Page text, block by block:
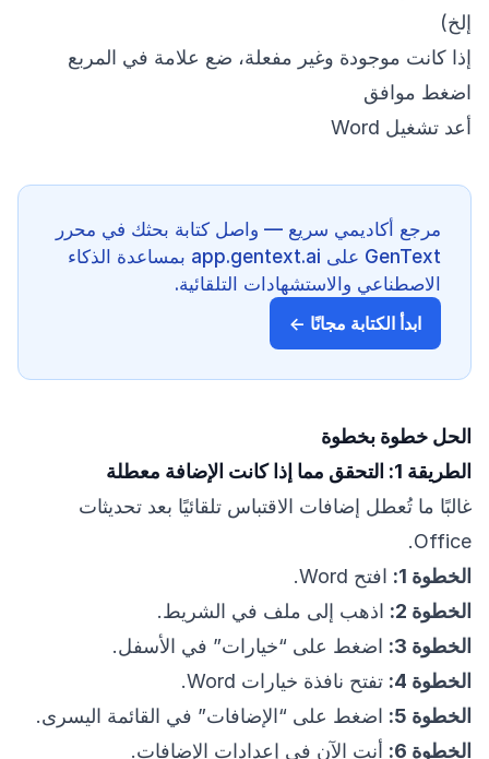
إلخ)
إذا كانت موجودة وغير مفعلة، ضع علامة في المربع
اضغط موافق
أعد تشغيل Word
مرجع أكاديمي سريع — واصل كتابة بحثك في محرر
GenText على app.gentext.ai بمساعدة الذكاء
الاصطناعي والاستشهادات التلقائية.
ابدأ الكتابة مجانًا ←
الحل خطوة بخطوة
الطريقة 1: التحقق مما إذا كانت الإضافة معطلة
غالبًا ما تُعطل إضافات الاقتباس تلقائيًا بعد تحديثات
Office.
الخطوة 1:
افتح Word.
الخطوة 2:
اذهب إلى ملف في الشريط.
الخطوة 3:
اضغط على “خيارات” في الأسفل.
الخطوة 4:
تفتح نافذة خيارات Word.
الخطوة 5:
اضغط على “الإضافات” في القائمة اليسرى.
الخطوة 6:
أنت الآن في إعدادات الإضافات.